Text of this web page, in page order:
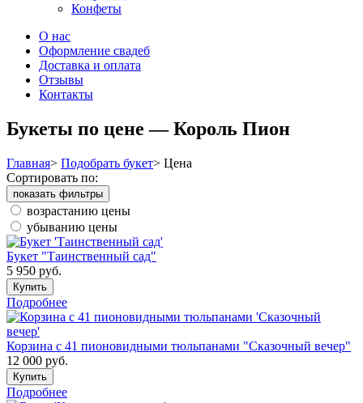
Конфеты
О нас
Оформление свадеб
Доставка и оплата
Отзывы
Контакты
Букеты по цене — Король Пион
Главная> Подобрать букет> Цена
Сортировать по:
показать фильтры
возрастанию цены
убыванию цены
Букет "Таинственный сад"
5 950 руб.
Купить
Подробнее
Корзина с 41 пионовидными тюльпанами "Сказочный вечер"
12 000 руб.
Купить
Подробнее